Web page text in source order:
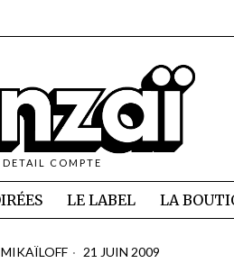
DETAIL COMPTE
LE LABEL LA
MIKAÏLOFF 21 JUIN 2009